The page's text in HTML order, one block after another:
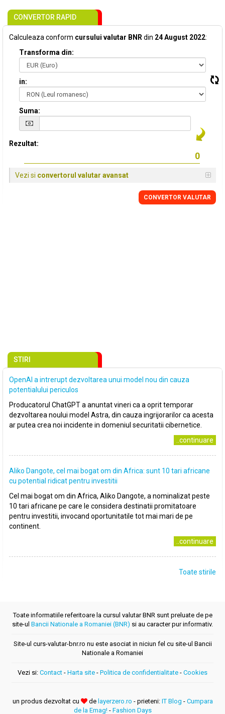
CONVERTOR RAPID
Calculeaza conform cursului valutar BNR din 24 August 2022:
Transforma din:
in:
Suma:
Rezultat:
Vezi si convertorul valutar avansat
CONVERTOR VALUTAR
STIRI
OpenAI a intrerupt dezvoltarea unui model nou din cauza
potentialului periculos
Producatorul ChatGPT a anuntat vineri ca a oprit temporar
dezvoltarea noului model Astra, din cauza ingrijorarilor ca acesta
ar putea crea noi incidente in domeniul securitatii cibernetice.
..continuare
Aliko Dangote, cel mai bogat om din Africa: sunt 10 tari africane
cu potential ridicat pentru investitii
Cel mai bogat om din Africa, Aliko Dangote, a nominalizat peste
10 tari africane pe care le considera destinatii promitatoare
pentru investitii, invocand oportunitatile tot mai mari de pe
continent.
..continuare
Toate stirile
Toate informatiile referitoare la cursul valutar BNR sunt preluate de pe
site-ul Bancii Nationale a Romaniei (BNR) si au caracter pur informativ.
Site-ul curs-valutar-bnr.ro nu este asociat in niciun fel cu site-ul Bancii
Nationale a Romaniei
Vezi si: Contact - Harta site - Politica de confidentialitate - Cookies
un produs dezvoltat cu de layerzero.ro - prieteni: IT Blog - Cumpara
de la Emag!- Fashion Days